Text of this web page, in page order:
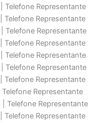
Telefone Representante
Telefone Representante
Telefone Representante
Telefone Representante
Telefone Representante
Telefone Representante
Telefone Representante
Representante
Telefone Representante
Telefone Representante